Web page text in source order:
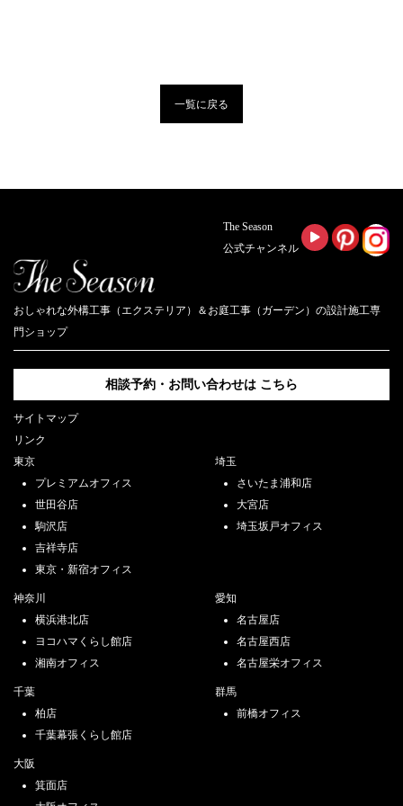
一覧に戻る
The Season
公式チャンネル
おしゃれな外構工事（エクステリア）＆お庭工事（ガーデン）の設計施工専
門ショップ
相談予約・お問い合わせは こちら
サイトマップ
リンク
東京
プレミアムオフィス
世田谷店
駒沢店
吉祥寺店
東京・新宿オフィス
千葉
柏店
千葉幕張くらし館店
群馬
前橋オフィス
愛知
名古屋店
名古屋西店
名古屋栄オフィス
神奈川
横浜港北店
ヨコハマくらし館店
湘南オフィス
埼玉
さいたま浦和店
大宮店
埼玉坂戸オフィス
大阪
箕面店